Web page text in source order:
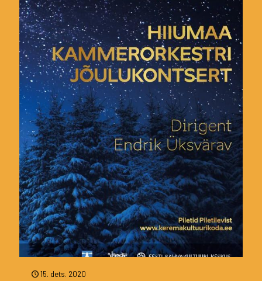
15. dets. 2020